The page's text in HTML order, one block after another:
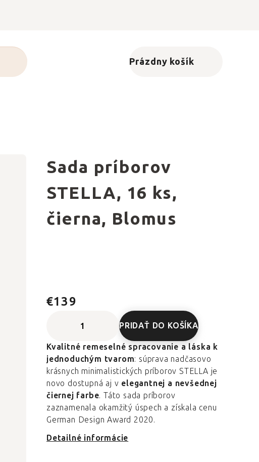
Nákupný košík
Prázdny košík
Sada príborov
STELLA, 16 ks,
čierna, Blomus
€139
PRIDAŤ DO KOŠÍKA
Kvalitné remeselné spracovanie a láska k
jednoduchým tvarom: súprava nadčasovo
krásnych minimalistických príborov STELLA je
novo dostupná aj v elegantnej a nevšednej
čiernej farbe. Táto sada príborov
zaznamenala okamžitý úspech a získala cenu
German Design Award 2020.
Detailné informácie